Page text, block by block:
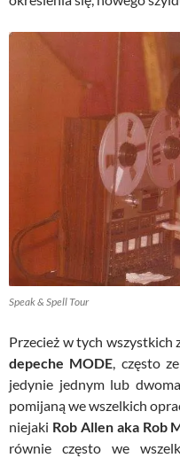
Speak & Spell Tour
Przecież w tych wszystkich
depeche MODE, często
jedynie jednym lub
pomijaną we wszelkich
niejaki Rob Allen aka Rob
równie często we